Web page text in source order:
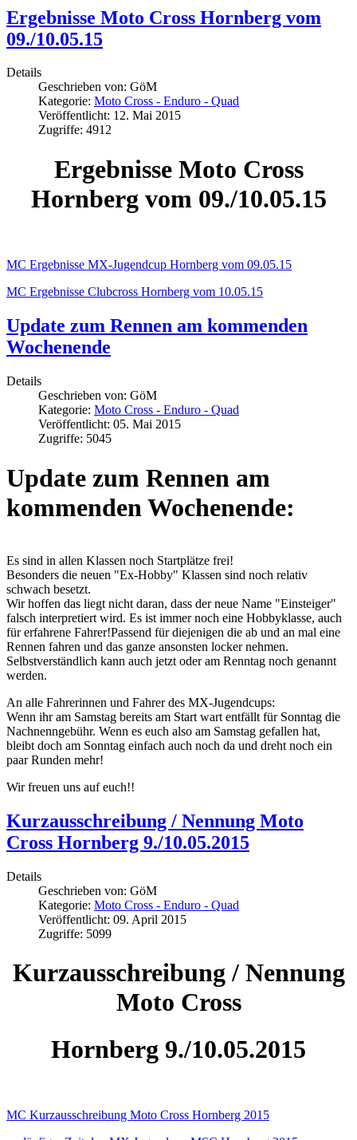
Ergebnisse Moto Cross Hornberg vom
09./10.05.15
Details
Geschrieben von: GöM
Kategorie: Moto Cross - Enduro - Quad
Veröffentlicht: 12. Mai 2015
Zugriffe: 4912
Ergebnisse Moto Cross
Hornberg vom 09./10.05.15
MC Ergebnisse MX-Jugendcup Hornberg vom 09.05.15
MC Ergebnisse Clubcross Hornberg vom 10.05.15
Update zum Rennen am kommenden
Wochenende
Details
Geschrieben von: GöM
Kategorie: Moto Cross - Enduro - Quad
Veröffentlicht: 05. Mai 2015
Zugriffe: 5045
Update zum Rennen am
kommenden Wochenende:
Es sind in allen Klassen noch Startplätze frei!
Besonders die neuen "Ex-Hobby" Klassen sind noch relativ
schwach besetzt.
Wir hoffen das liegt nicht daran, dass der neue Name "Einsteiger"
falsch interpretiert wird. Es ist immer noch eine Hobbyklasse, auch
für erfahrene Fahrer!Passend für diejenigen die ab und an mal eine
Rennen fahren und das ganze ansonsten locker nehmen.
Selbstverständlich kann auch jetzt oder am Renntag noch genannt
werden.
An alle Fahrerinnen und Fahrer des MX-Jugendcups:
Wenn ihr am Samstag bereits am Start wart entfällt für Sonntag die
Nachnenngebühr. Wenn es euch also am Samstag gefallen hat,
bleibt doch am Sonntag einfach auch noch da und dreht noch ein
paar Runden mehr!
Wir freuen uns auf euch!!
Kurzausschreibung / Nennung Moto
Cross Hornberg 9./10.05.2015
Details
Geschrieben von: GöM
Kategorie: Moto Cross - Enduro - Quad
Veröffentlicht: 09. April 2015
Zugriffe: 5099
Kurzausschreibung / Nennung
Moto Cross
Hornberg 9./10.05.2015
MC Kurzausschreibung Moto Cross Hornberg 2015